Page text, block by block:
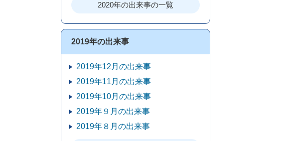
2020年の出来事の一覧
2019年の出来事
2019年12月の出来事
2019年11月の出来事
2019年10月の出来事
2019年９月の出来事
2019年８月の出来事